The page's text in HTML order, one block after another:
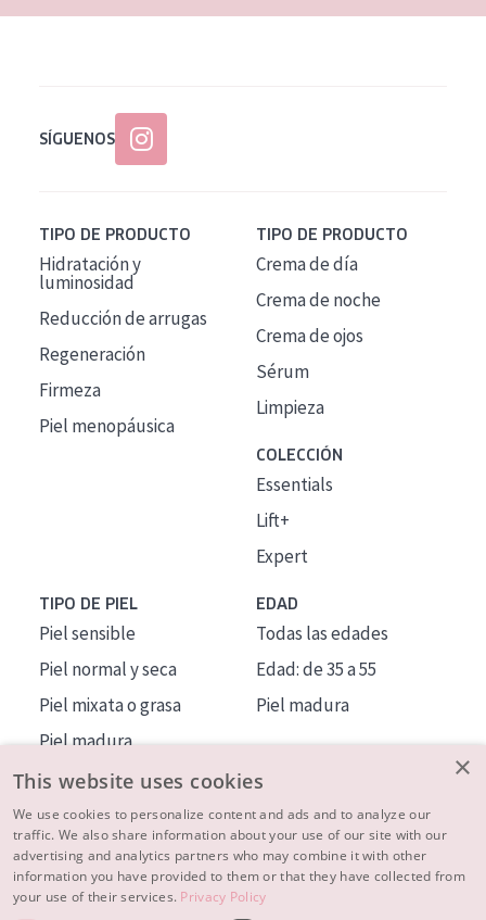
Todas las edades
SÍGUENOS
TIPO DE PRODUCTO
Hidratación y
luminosidad
Reducción de arrugas
Regeneración
Firmeza
Piel menopáusica
TIPO DE PRODUCTO
Crema de día
Crema de noche
Crema de ojos
Sérum
Limpieza
COLECCIÓN
Essentials
Lift+
Expert
TIPO DE PIEL
Piel sensible
Piel normal y seca
Piel mixata o grasa
Piel madura
Piel expuesta al sol
Piel menopáusica
EDAD
Todas las edades
Edad: de 35 a 55
Piel madura
MÁS SOBRE NOSOTROS
INSPIRACIÓN
×
This website uses cookies
We use cookies to personalize content and ads and to analyze our
traffic. We also share information about your use of our site with our
advertising and analytics partners who may combine it with other
information you have provided to them or that they have collected from
your use of their services. Privacy Policy